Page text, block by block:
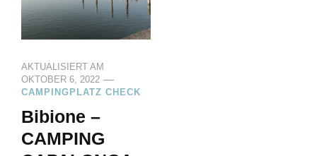
AKTUALISIERT AM
OKTOBER 6, 2022
CAMPINGPLATZ CHECK
Bibione –
CAMPING